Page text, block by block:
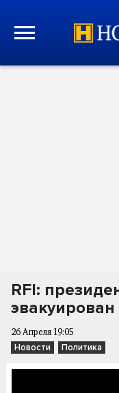
RFI:
эвакуирован
26 Апреля 19:05
Новости Политика